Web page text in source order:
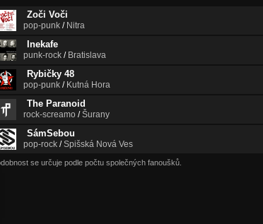
Zoči Voči
pop-punk / Nitra
Inekafe
punk-rock / Bratislava
Rybičky 48
pop-punk / Kutná Hora
The Paranoid
rock-screamo /Šurany
SámSebou
pop-rock /Spišská Nová Ves
se určuje podle počtu společných fanoušků.